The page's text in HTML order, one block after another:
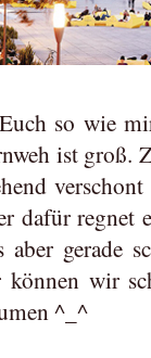
so wie
ist groß.
dafür regnet
gerade
können wir
^_^